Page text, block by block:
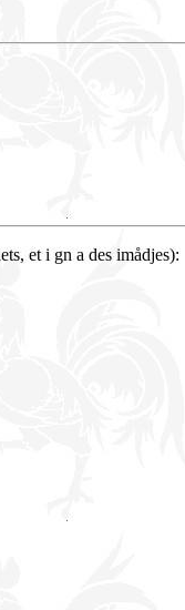
et i gn a des imådjes):